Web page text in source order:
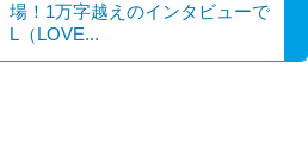
場！1万字越えのインタビューで
L（LOVE...